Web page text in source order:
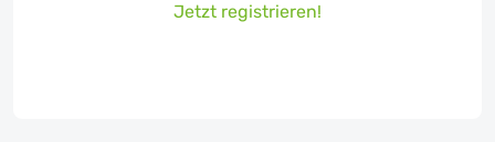
Jetzt registrieren!